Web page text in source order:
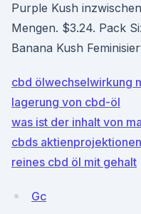
Purple Kush
Mengen. $3.24. Pack
Banana Kush
cbd ölwechselwirkung
lagerung von cbd-öl
was ist der inhalt von
cbds aktienprojektionen
reines cbd öl mit gehalt
Gc